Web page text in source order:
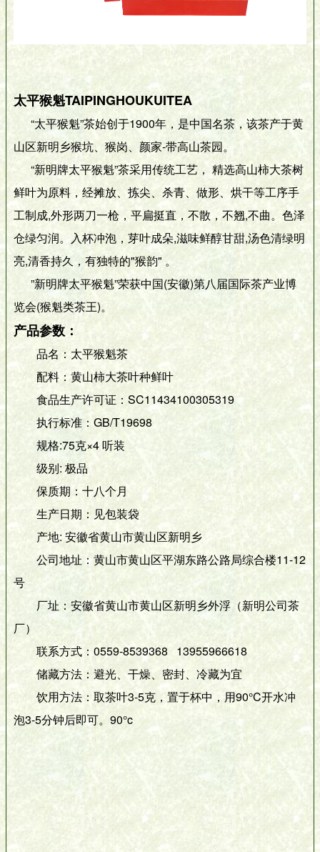
太平猴魁TAIPINGHOUKUITEA
“太平猴魁”茶始创于1900年，是中国名茶，该茶产于黄
山区新明乡猴坑、猴岗、颜家-带高山茶园。
“新明牌太平猴魁”茶采用传统工艺， 精选高山柿大茶树
鲜叶为原料，经摊放、拣尖、杀青、做形、烘干等工序手
工制成,外形两刀一枪，平扁挺直，不散，不翘,不曲。色泽
仓绿匀润。入杯冲泡，芽叶成朵,滋味鲜醇甘甜,汤色清绿明
亮,清香持久，有独特的"猴韵" 。
”新明牌太平猴魁”荣获中国(安徽)第八届国际茶产业博
览会(猴魁类茶王)。
产品参数：
品名：太平猴魁茶
配料：黄山柿大茶叶种鲜叶
食品生产许可证：SC11434100305319
执行标准：GB/T19698
规格:75克×4 听装
级别: 极品
保质期：十八个月
生产日期：见包装袋
产地: 安徽省黄山市黄山区新明乡
公司地址：黄山市黄山区平湖东路公路局综合楼11-12
号
厂址：安徽省黄山市黄山区新明乡外浮（新明公司茶
厂）
联系方式：0559-8539368 13955966618
储藏方法：避光、干燥、密封、冷藏为宜
饮用方法：取茶叶3-5克，置于杯中，用90°C开水冲
泡3-5分钟后即可。90°c